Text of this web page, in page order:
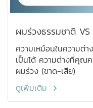
ผมร่วงธรรมชาติ
ความเหมือนในความต่า
เป็นได้ ความต่างที่คุณค
ผมร่วง (ขาด-เสีย)
ดูเพิ่มเติม